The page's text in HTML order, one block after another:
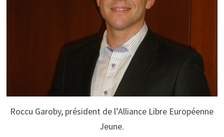
Roccu Garoby, président de l’Alliance Libre Européenne
Jeune.